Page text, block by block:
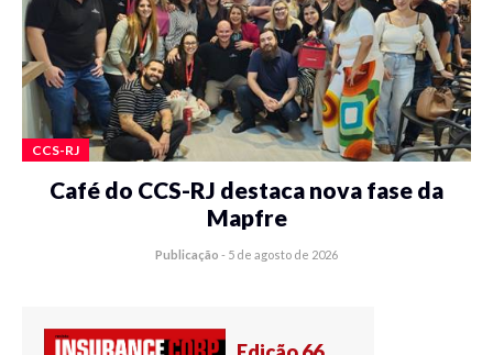
CCS-RJ
Café do CCS-RJ destaca nova fase da
Mapfre
Publicação - 5 de agosto de 2026